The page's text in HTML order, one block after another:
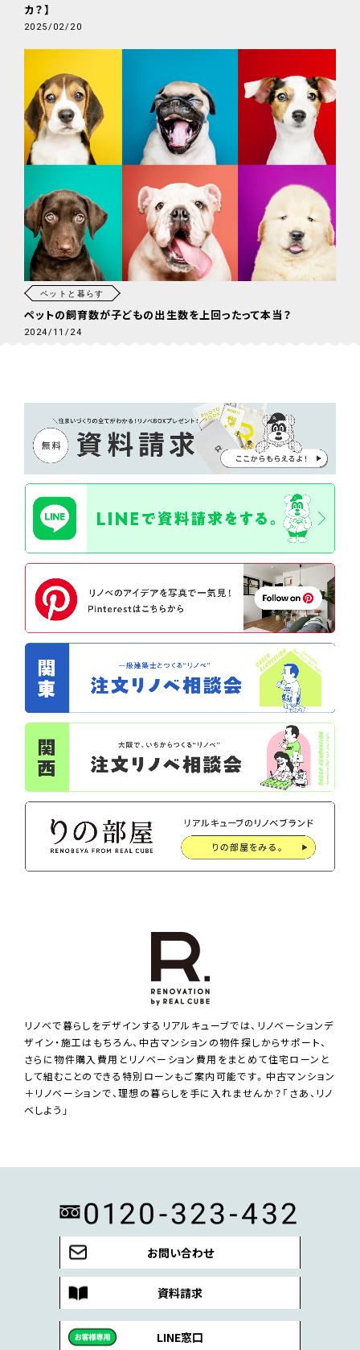
カ？】
2025/02/20
ペットと暮らす
ペットの飼育数が子どもの出生数を上回ったって本当？
2024/11/24
リノベで暮らしをデザインするリアルキューブでは、リノベーションデ
ザイン・施工はもちろん、中古マンションの物件探しからサポート、
さらに物件購入費用とリノベーション費用をまとめて住宅ローンと
して組むことのできる特別ローンもご案内可能です。中古マンション
＋リノベーションで、理想の暮らしを手に入れませんか？「さあ、リノ
ベしよう」
お問い合わせ
資料請求
LINE窓口